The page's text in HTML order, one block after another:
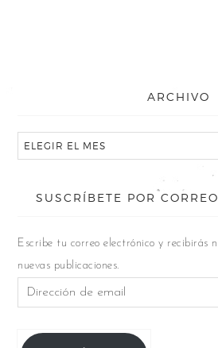
ARCHIVO
SUSCRÍBETE POR
Escribe tu correo electrónico y recibirás
nuevas publicaciones.